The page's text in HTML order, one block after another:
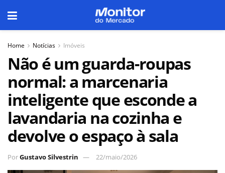
Home Notícias Imóveis
Não é um guarda-roupas
normal: a marcenaria
inteligente que esconde a
lavandaria na cozinha e
devolve o espaço à sala
PorGustavo Silvestrin 22/maio/2026